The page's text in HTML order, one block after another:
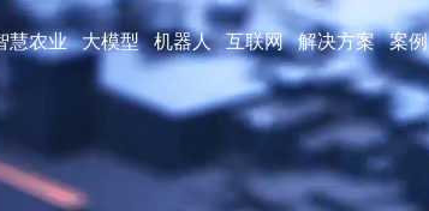
慧农业 大模型 机器人 互联网 解决方案 案例